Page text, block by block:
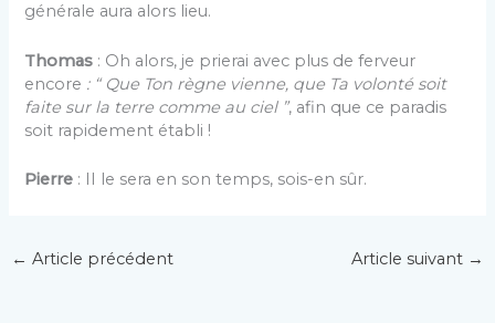
générale aura alors lieu.
Thomas : Oh alors, je prierai avec plus de ferveur
encore : “ Que Ton règne vienne, que Ta volonté soit
faite sur la terre comme au ciel ”, afin que ce paradis
soit rapidement établi !
Pierre : II le sera en son temps, sois-en sûr.
← Article précédent Article suivant →